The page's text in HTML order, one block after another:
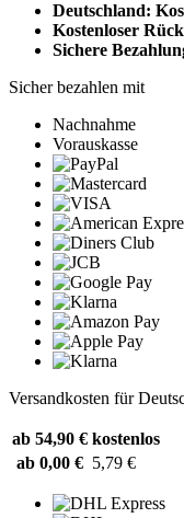
Deutschland:
Kostenloser
Sichere
Sicher bezahlen mit
Nachnahme
Vorauskasse
Versandkosten für
ab 54,90 € kostenlos
ab 0,00 € 5,79 €